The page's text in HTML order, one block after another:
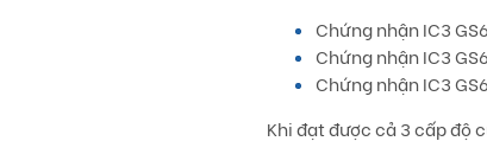
Chứng nhận IC3
Chứng nhận IC3
Chứng nhận IC3
Khi đạt được cả 3 cấp độ